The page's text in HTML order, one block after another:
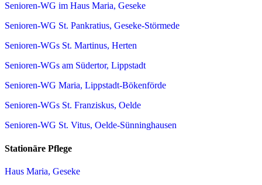
Senioren-WG im Haus Maria, Geseke
Senioren-WG St. Pankratius, Geseke-Störmede
Senioren-WGs St. Martinus, Herten
Senioren-WGs am Südertor, Lippstadt
Senioren-WG Maria, Lippstadt-Bökenförde
Senioren-WGs St. Franziskus, Oelde
Senioren-WG St. Vitus, Oelde-Sünninghausen
Stationäre Pflege
Haus Maria, Geseke